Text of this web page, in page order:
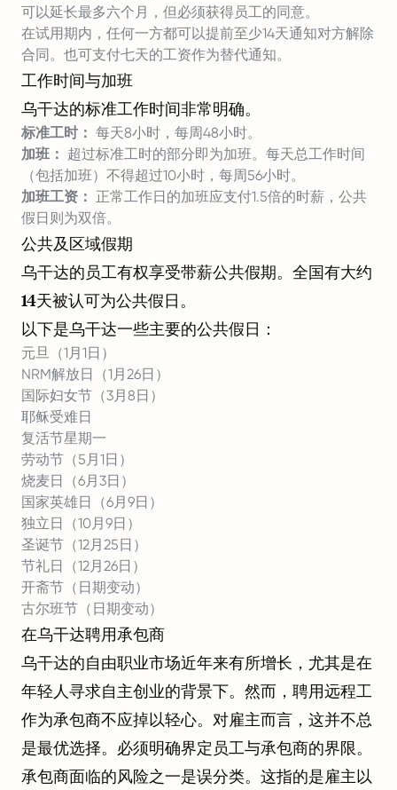
可以延长最多六个月，但必须获得员工的同意。
在试用期内，任何一方都可以提前至少14天通知对方解除
合同。也可支付七天的工资作为替代通知。
工作时间与加班
乌干达的标准工作时间非常明确。
标准工时： 每天8小时，每周48小时。
加班： 超过标准工时的部分即为加班。每天总工作时间
（包括加班）不得超过10小时，每周56小时。
加班工资： 正常工作日的加班应支付1.5倍的时薪，公共
假日则为双倍。
公共及区域假期
乌干达的员工有权享受带薪公共假期。全国有大约
14天被认可为公共假日。
以下是乌干达一些主要的公共假日：
元旦（1月1日）
NRM解放日（1月26日）
国际妇女节（3月8日）
耶稣受难日
复活节星期一
劳动节（5月1日）
烧麦日（6月3日）
国家英雄日（6月9日）
独立日（10月9日）
圣诞节（12月25日）
节礼日（12月26日）
开斋节（日期变动）
古尔班节（日期变动）
在乌干达聘用承包商
乌干达的自由职业市场近年来有所增长，尤其是在
年轻人寻求自主创业的背景下。然而，聘用远程工
作为承包商不应掉以轻心。对雇主而言，这并不总
是最优选择。必须明确界定员工与承包商的界限。
承包商面临的风险之一是误分类。这指的是雇主以